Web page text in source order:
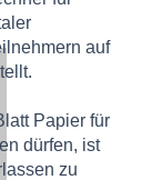
auf
Papier für
dürfen, ist
zu